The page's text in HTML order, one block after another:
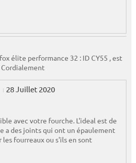
élite performance 32 : ID CY55 , est
28 Juillet 2020
avec votre fourche. L'ideal est de
a des joints qui ont un épaulement
les fourreaux ou s'ils en sont